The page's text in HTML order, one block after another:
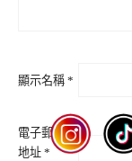
顯示名稱 *
電子郵件
地址 *